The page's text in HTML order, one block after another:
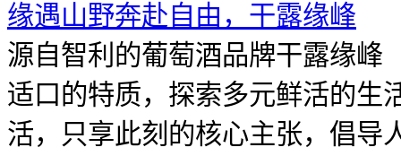
​缘遇山野奔赴自由，干露缘峰
源自智利的葡萄酒品牌干露缘峰
适口的特质，探索多元鲜活的生
活，只享此刻的核心主张，倡导